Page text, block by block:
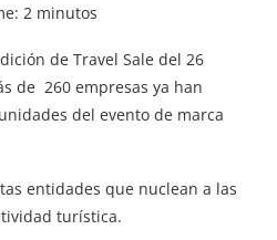
2 minutos
de Travel Sale del 26
de 260 empresas ya han
del evento de marca
entidades que nuclean a las
turística.